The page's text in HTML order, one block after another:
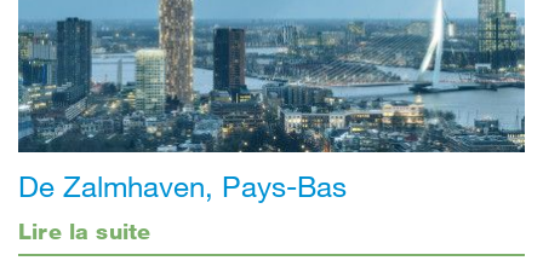
De Zalmhaven, Pays-Bas
Lire la suite